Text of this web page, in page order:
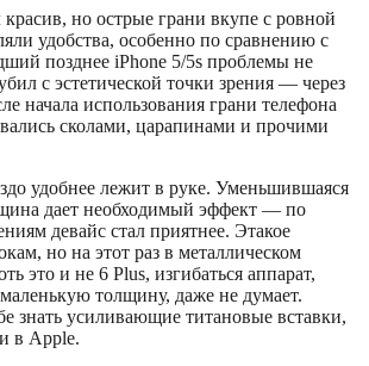
но острые грани вкупе с ровной
удобства, особенно по сравнению с
позднее iPhone 5/5s проблемы не
с эстетической точки зрения — через
начала использования грани телефона
сколами, царапинами и прочими
удобнее лежит в руке. Уменьшившаяся
дает необходимый эффект — по
девайс стал приятнее. Этакое
но на этот раз в металлическом
это и не 6 Plus, изгибаться аппарат,
толщину, даже не думает.
знать усиливающие титановые вставки,
в Apple.